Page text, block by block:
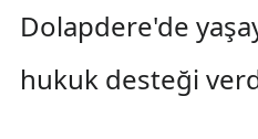
Dolapdere'de
hukuk desteği